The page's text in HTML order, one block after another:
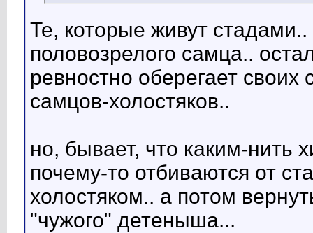
Те, которые живут
половозрелого самца..
ревностно оберегает
самцов-холостяков..
но, бывает, что каким-нить
почему-то отбиваются от
холостяком.. а потом
"чужого" детеныша...